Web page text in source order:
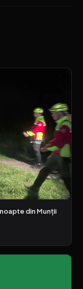
din Munții